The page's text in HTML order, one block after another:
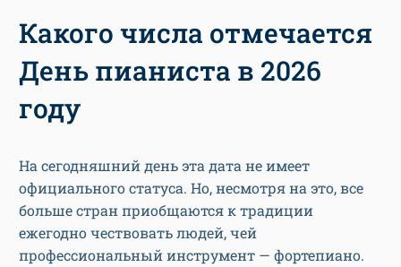
Какого числа отмечается
День пианиста в 2026
году
На сегодняшний день эта дата не имеет
официального статуса. Но, несмотря на это, все
больше стран приобщаются к традиции
ежегодно чествовать людей, чей
профессиональный инструмент — фортепиано.